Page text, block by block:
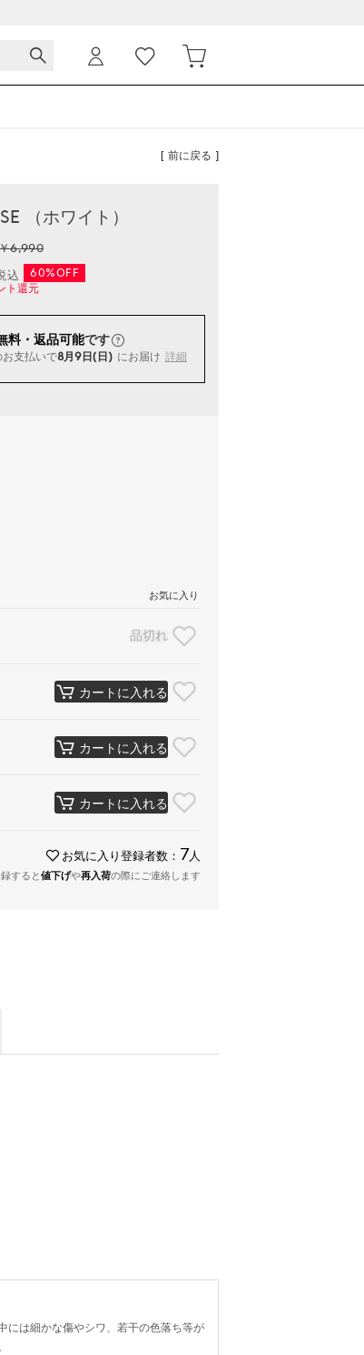
[ 前に戻る ]
（ホワイト）
6,990
込
60%OFF
ト還元
料・返品可能です
お支払いで8月9日(日) にお届け 詳細
お気に入り
品切れ
カートに入れる
カートに入れる
カートに入れる
お気に入り登録者数： 7 人
すると値下げや再入荷の際にご連絡します
には細かな傷やシワ、若干の色落ち等が